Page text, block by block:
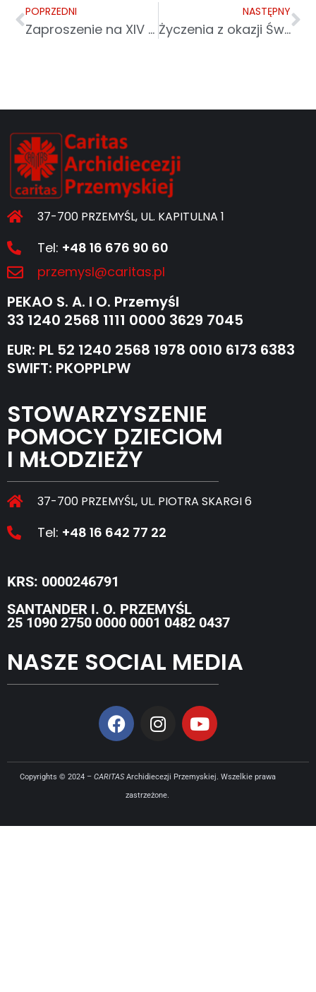
POPRZEDNI
Zaproszenie na XIV Krośnieńskie Pola Nadziei
NASTĘPNY
Życzenia z okazji Świąt Wielkanocnych
37-700 PRZEMYŚL, UL. KAPITULNA 1
Tel: +48 16 676 90 60
przemysl@caritas.pl
PEKAO S. A. I O. Przemyśl
33 1240 2568 1111 0000 3629 7045
EUR: PL 52 1240 2568 1978 0010 6173 6383
SWIFT: PKOPPLPW
STOWARZYSZENIE
POMOCY DZIECIOM
I MŁODZIEŻY
37-700 PRZEMYŚL, UL. PIOTRA SKARGI 6
Tel: +48 16 642 77 22
KRS: 0000246791
SANTANDER I. O. PRZEMYŚL
25 1090 2750 0000 0001 0482 0437
NASZE SOCIAL MEDIA
Copyrights © 2024 – CARITASArchidiecezji Przemyskiej. Wszelkie prawa
zastrzeżone.